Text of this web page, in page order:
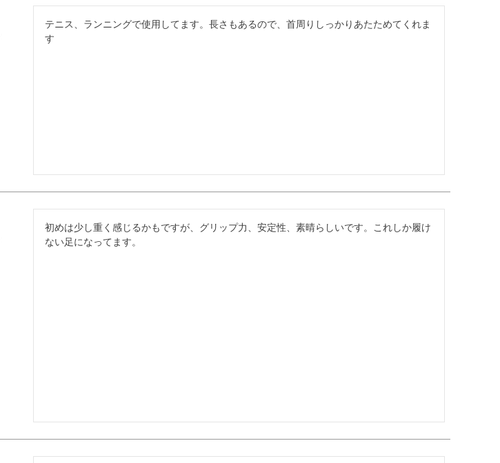
テニス、ランニングで使用してます。長さもあるので、首周りしっかりあたためてくれま
す
初めは少し重く感じるかもですが、グリップ力、安定性、素晴らしいです。これしか履け
ない足になってます。